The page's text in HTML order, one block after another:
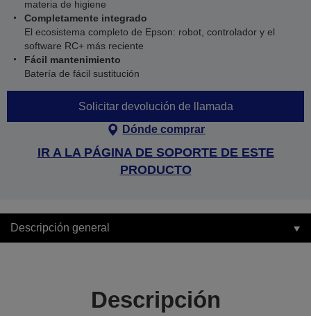
materia de higiene
Completamente integrado
El ecosistema completo de Epson: robot, controlador y el
software RC+ más reciente
Fácil mantenimiento
Batería de fácil sustitución
Solicitar devolución de llamada
Dónde comprar
IR A LA PÁGINA DE SOPORTE DE ESTE
PRODUCTO
Descripción general
Descripción